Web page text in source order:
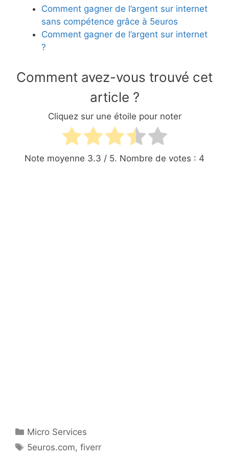
Comment gagner de l’argent sur internet
sans compétence grâce à 5euros
Comment gagner de l’argent sur internet
?
Comment avez-vous trouvé cet
article ?
Cliquez sur une étoile pour noter
Note moyenne 3.3 / 5. Nombre de votes : 4
Catégories
Micro Services
Étiquettes
5euros.com,fiverr